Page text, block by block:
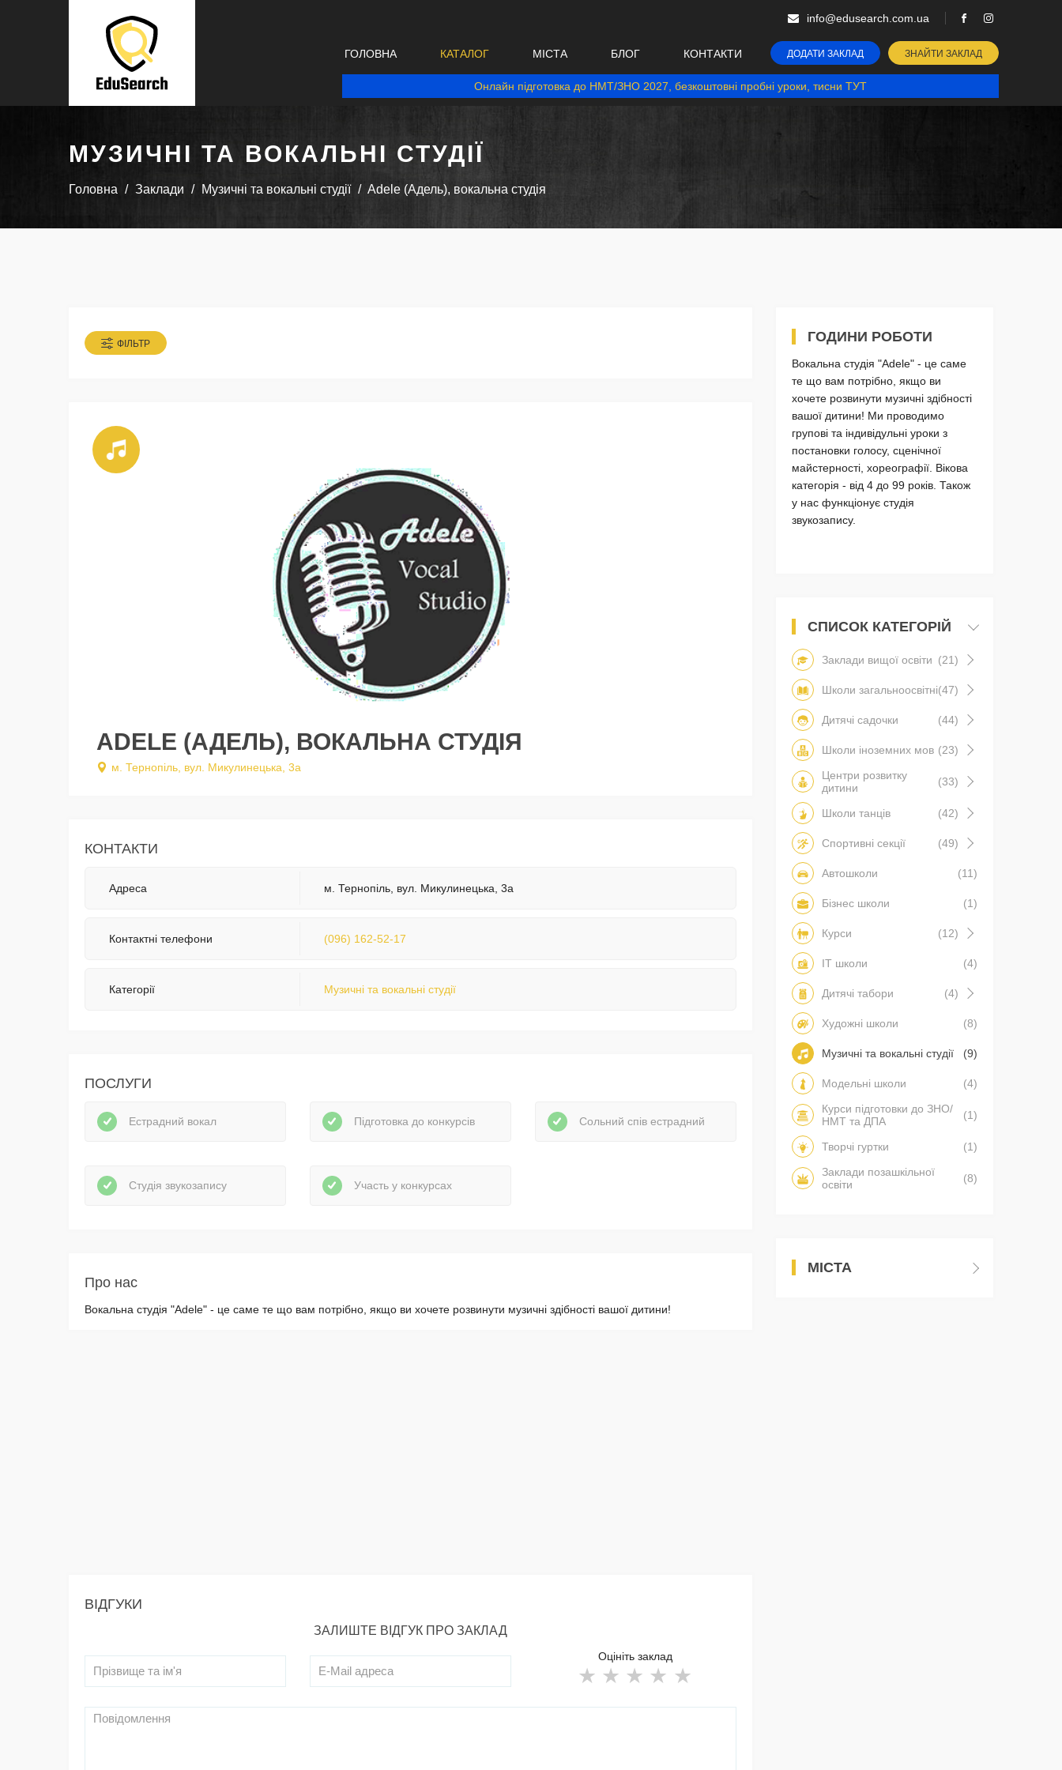
info@edusearch.com.ua
ГОЛОВНА КАТАЛОГ МІСТА БЛОГ КОНТАКТИ ДОДАТИ ЗАКЛАД ЗНАЙТИ ЗАКЛАД
Онлайн підготовка до НМТ/ЗНО 2027, безкоштовні пробні уроки, тисни ТУТ
МУЗИЧНІ ТА ВОКАЛЬНІ СТУДІЇ
Головна Заклади Музичні та вокальні студії Adele (Адель), вокальна студія
ФІЛЬТР
ADELE (АДЕЛЬ), ВОКАЛЬНА СТУДІЯ
м. Тернопіль, вул. Микулинецька, 3а
КОНТАКТИ
Адреса м. Тернопіль, вул. Микулинецька, 3а
Контактні телефони (096) 162-52-17
Категорії Музичні та вокальні студії
ПОСЛУГИ
Естрадний вокал Підготовка до конкурсів Сольний спів естрадний
Студія звукозапису Участь у конкурсах
Про нас
Вокальна студія "Adele" - це саме те що вам потрібно, якщо ви хочете розвинути музичні здібності вашої дитини!
ВІДГУКИ
ЗАЛИШТЕ ВІДГУК ПРО ЗАКЛАД
Оцініть заклад
ГОДИНИ РОБОТИ
Вокальна студія "Adele" - це саме
те що вам потрібно, якщо ви
хочете розвинути музичні здібності
вашої дитини! Ми проводимо
групові та індивідульні уроки з
постановки голосу, сценічної
майстерності, хореографії. Вікова
категорія - від 4 до 99 років. Також
у нас функціонує студія
звукозапису.
СПИСОК КАТЕГОРІЙ
Заклади вищої освіти (21)
Школи загальноосвітні(47)
Дитячі садочки (44)
Школи іноземних мов (23)
Центри розвитку
дитини
(33)
Школи танців (42)
Спортивні секції (49)
Автошколи (11)
Бізнес школи (1)
Курси (12)
IT школи (4)
Дитячі табори (4)
Художні школи (8)
Музичні та вокальні студії (9)
Модельні школи
(4)
Курси підготовки до ЗНО/
НМТ та ДПА
(1)
Творчі гуртки
(1)
Заклади позашкільної
освіти
(8)
МІСТА